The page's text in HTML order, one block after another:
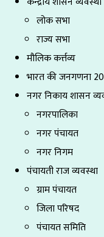
लोक सभा
राज्य सभा
मौलिक कर्त्तव्य
भारत की जनगणना
नगर निकाय शासन
नगरपालिका
नगर पंचायत
नगर निगम
पंचायती राज व्यवस्था
ग्राम पंचायत
जिला परिषद
पंचायत समिति